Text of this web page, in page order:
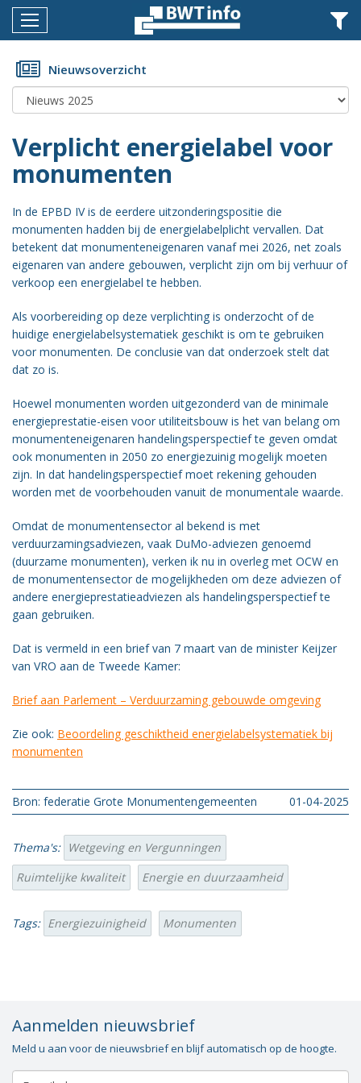
Menu
Home
Nieuws
Documenten
Fotoalbums
Opleidingen
BWT
BMK
Vacatures
Vereniging
BWT
Contact
Nieuwsoverzicht
Verplicht energielabel voor
monumenten
In de EPBD IV is de eerdere uitzonderingspositie die
monumenten hadden bij de energielabelplicht vervallen. Dat
betekent dat monumenteneigenaren vanaf mei 2026, net zoals
eigenaren van andere gebouwen, verplicht zijn om bij verhuur of
verkoop een energielabel te hebben.
Als voorbereiding op deze verplichting is onderzocht of de
huidige energielabelsystematiek geschikt is om te gebruiken
voor monumenten. De conclusie van dat onderzoek stelt dat
dat zo is.
Hoewel monumenten worden uitgezonderd van de minimale
energieprestatie-eisen voor utiliteitsbouw is het van belang om
monumenteneigenaren handelingsperspectief te geven omdat
ook monumenten in 2050 zo energiezuinig mogelijk moeten
zijn. In dat handelingsperspectief moet rekening gehouden
worden met de voorbehouden vanuit de monumentale waarde.
Omdat de monumentensector al bekend is met
verduurzamingsadviezen, vaak DuMo-adviezen genoemd
(duurzame monumenten), verken ik nu in overleg met OCW en
de monumentensector de mogelijkheden om deze adviezen of
andere energieprestatieadviezen als handelingsperspectief te
gaan gebruiken.
Dat is vermeld in een brief van 7 maart van de minister Keijzer
van VRO aan de Tweede Kamer:
Brief aan Parlement – Verduurzaming gebouwde omgeving
Zie ook: Beoordeling geschiktheid energielabelsystematiek bij
monumenten
Bron: federatie Grote Monumentengemeenten 01-04-2025
Thema's: Wetgeving en Vergunningen
Ruimtelijke kwaliteit
Energie en duurzaamheid
Tags: Energiezuinigheid Monumenten
Aanmelden nieuwsbrief
Meld u aan voor de nieuwsbrief en blijf automatisch op de hoogte.